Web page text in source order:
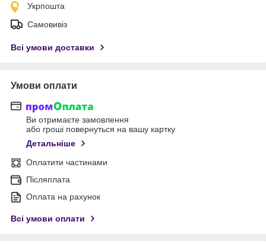
Укрпошта
Самовивіз
Всі умови доставки
Умови оплати
Ви отримаєте замовлення
або гроші повернуться на вашу картку
Детальніше
Оплатити частинами
Післяплата
Оплата на рахунок
Всі умови оплати